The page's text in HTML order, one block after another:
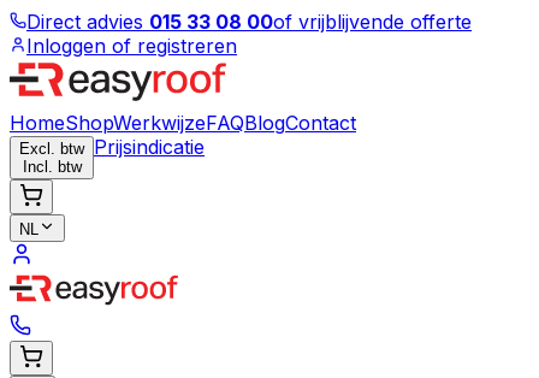
Direct advies 015 33 08 00of vrijblijvende offerte
Inloggen of registreren
HomeShopWerkwijzeFAQBlogContact
Excl. btw
Incl. btw
Prijsindicatie
NL